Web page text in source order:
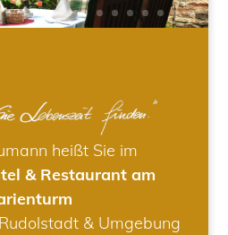
heißt Sie im
& Restaurant am
& Umgebung